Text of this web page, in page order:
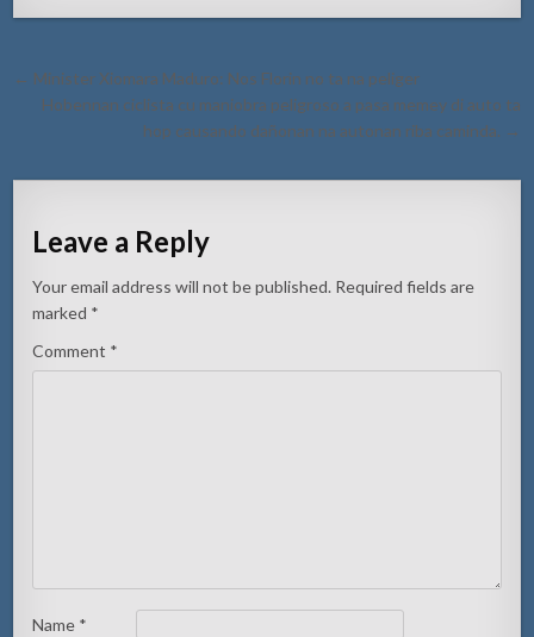
Post
navigation
← Minister Xiomara Maduro: Nos Florin no ta na peliger
Hobennan ciclista cu maniobra peligroso a pasa memey di auto ta
hop causando dañonan na autonan riba caminda. →
Leave a Reply
Your email address will not be published. Required fields are
marked *
Comment *
Name *